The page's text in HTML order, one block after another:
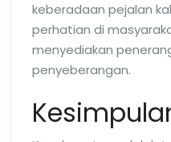
keberadaan pejalan
perhatian di
menyediakan
penyeberangan.